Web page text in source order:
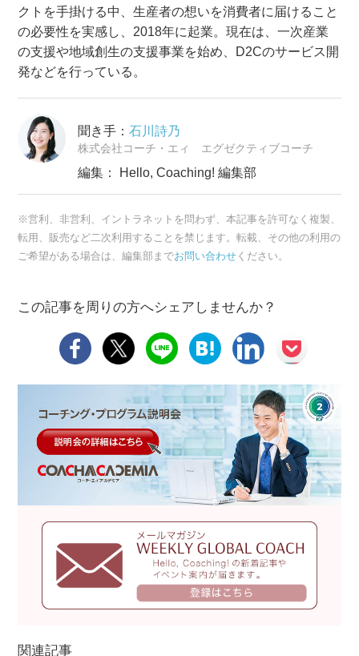
クトを手掛ける中、生産者の想いを消費者に届けること
の必要性を実感し、2018年に起業。‍現在は、一次産業
の支援や地域創生の支援事業を始め、D2Cのサービス開
発などを行っている。
聞き手：石川詩乃
株式会社コーチ・エィ エグゼクティブコーチ
編集： Hello, Coaching! 編集部
※営利、非営利、イントラネットを問わず、本記事を許可なく複製、
転用、販売など二次利用することを禁じます。転載、その他の利用の
ご希望がある場合は、編集部までお問い合わせ ください。
この記事を周りの方へシェアしませんか？
関連記事